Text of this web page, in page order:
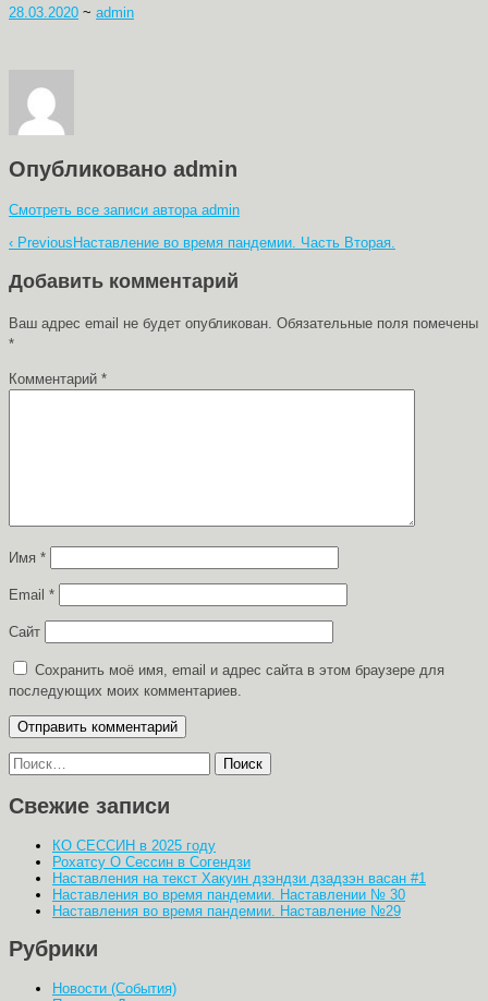
28.03.2020 ~ admin
Опубликовано admin
Смотреть все записи автора admin
Навигация
по
записям
‹ Previous Наставление во время пандемии. Часть Вторая.
Добавить комментарий
Ваш адрес email не будет опубликован. Обязательные поля помечены
*
Комментарий *
Имя *
Email *
Сайт
Сохранить моё имя, email и адрес сайта в этом браузере для
последующих моих комментариев.
Найти:
Свежие записи
КО СЕССИН в 2025 году
Рохатсу О Сессин в Согендзи
Наставления на текст Хакуин дзэндзи дзадзэн васан #1
Наставления во время пандемии. Наставлении № 30
Наставления во время пандемии. Наставление №29
Рубрики
Новости (События)